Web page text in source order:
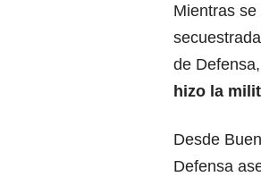
Mientras
de
hizo la
Desde
Defensa